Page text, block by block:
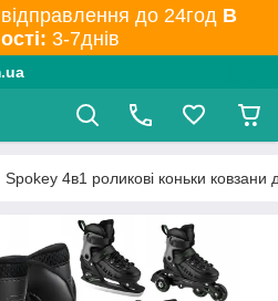
відправлення до 24год В
3-7днів
Spokey 4в1 роликові коньки ковзани